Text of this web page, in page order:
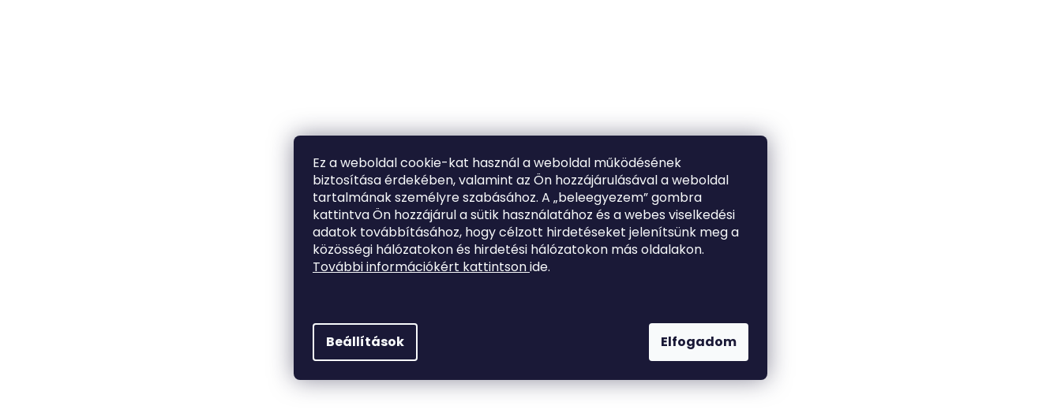
Ez a weboldal cookie-kat használ a weboldal működésének
biztosítása érdekében, valamint az Ön hozzájárulásával a weboldal
tartalmának személyre szabásához. A „beleegyezem” gombra
kattintva Ön hozzájárul a sütik használatához és a webes viselkedési
adatok továbbításához, hogy célzott hirdetéseket jelenítsünk meg a
közösségi hálózatokon és hirdetési hálózatokon más oldalakon.
További információkért kattintsonide.
Beállítások Elfogadom